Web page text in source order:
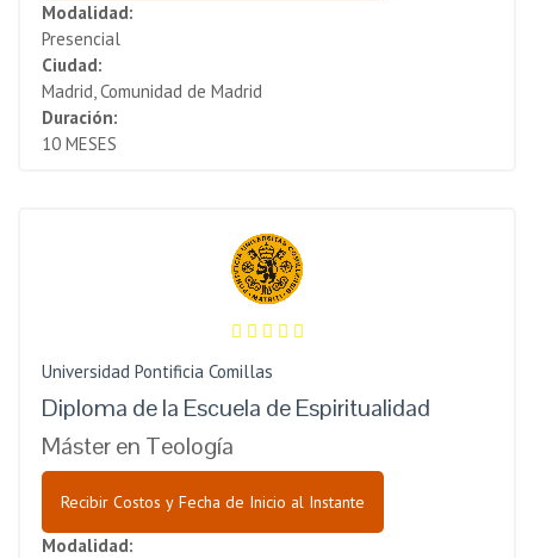
Modalidad:
Presencial
Ciudad:
Madrid, Comunidad de Madrid
Duración:
10 MESES
Universidad Pontificia Comillas
Diploma de la Escuela de Espiritualidad
Máster en Teología
Recibir Costos y Fecha de Inicio al Instante
Modalidad: